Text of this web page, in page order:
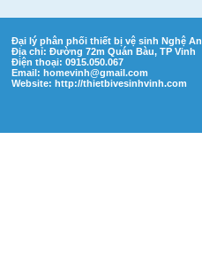
Đại lý phân phối thiết bị vệ sinh Nghệ An
Địa chỉ: Đường 72m Quán Bàu, TP Vinh
Điện thoại: 0915.050.067
Email: homevinh@gmail.com
Website: http://thietbivesinhvinh.com